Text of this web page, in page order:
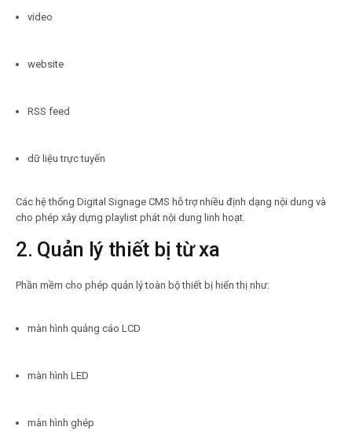
video
website
RSS feed
dữ liệu trực tuyến
Các hệ thống Digital Signage CMS hỗ trợ nhiều định dạng nội dung và
cho phép xây dựng playlist phát nội dung linh hoạt.
2. Quản lý thiết bị từ xa
Phần mềm cho phép quản lý toàn bộ thiết bị hiển thị như:
màn hình quảng cáo LCD
màn hình LED
màn hình ghép